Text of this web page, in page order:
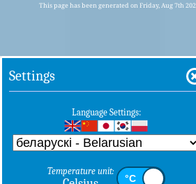
This page has been generated on Friday, Aug 7th
Settings
Language Settings:
Temperature unit: